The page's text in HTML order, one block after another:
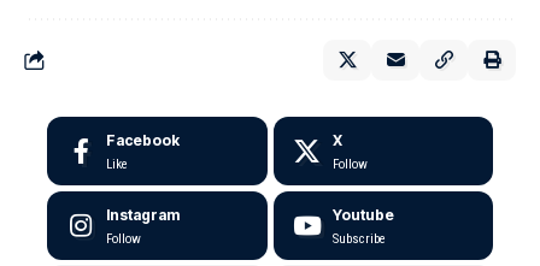
Facebook
Like
X
Follow
Instagram
Follow
Youtube
Subscribe